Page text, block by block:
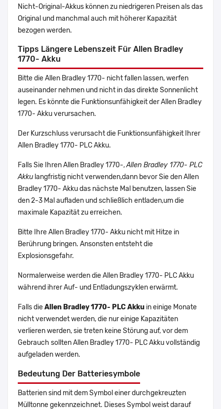
Nicht-Original-Akkus können zu niedrigeren Preisen als das
Original und manchmal auch mit höherer Kapazität
bezogen werden.
Tipps Längere Lebenszeit Für Allen Bradley
1770- Akku
Bitte die Allen Bradley 1770- nicht fallen lassen, werfen
auseinander nehmen und nicht in das direkte Sonnenlicht
legen. Es könnte die Funktionsunfähigkeit der Allen Bradley
1770- Akku verursachen.
Der Kurzschluss verursacht die Funktionsunfähigkeit Ihrer
Allen Bradley 1770- PLC Akku.
Falls Sie Ihren Allen Bradley 1770-,Allen Bradley 1770- PLC
Akku langfristig nicht verwenden,dann bevor Sie den Allen
Bradley 1770- Akku das nächste Mal benutzen, lassen Sie
den 2-3 Mal aufladen und schließlich entladen,um die
maximale Kapazität zu erreichen.
Bitte Ihre Allen Bradley 1770- Akku nicht mit Hitze in
Berührung bringen. Ansonsten entsteht die
Explosionsgefahr.
Normalerweise werden die Allen Bradley 1770- PLC Akku
während ihrer Auf- und Entladungszyklen erwärmt.
Falls dieAllen Bradley 1770- PLC Akku in einige Monate
nicht verwendet werden, die nur einige Kapazitäten
verlieren werden, sie treten keine Störung auf, vor dem
Gebrauch sollten Allen Bradley 1770- PLC Akku vollständig
aufgeladen werden.
Bedeutung Der Batteriesymbole
Batterien sind mit dem Symbol einer durchgekreuzten
Mülltonne gekennzeichnet. Dieses Symbol weist darauf